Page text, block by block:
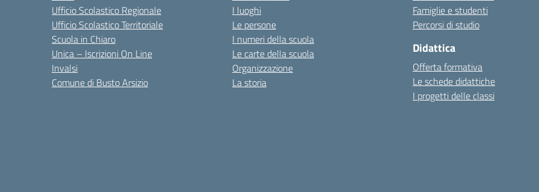
Ufficio Scolastico Regionale
Ufficio Scolastico Territoriale
Scuola in Chiaro
Unica – Iscrizioni On Line
Invalsi
Comune di Busto Arsizio
I luoghi
Le persone
I numeri della scuola
Le carte della scuola
Organizzazione
La storia
Famiglie e studenti
Percorsi di studio
Didattica
Offerta formativa
Le schede didattiche
I progetti delle classi